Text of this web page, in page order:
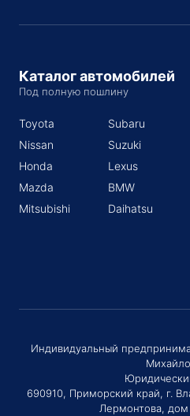
Каталог автомобилей
Под полную пошлину
Toyota
Nissan
Honda
Mazda
Mitsubishi
Subaru
Suzuki
Lexus
BMW
Daihatsu
Индивидуальный
690910, Приморский край, г.
Лермонтова, дом